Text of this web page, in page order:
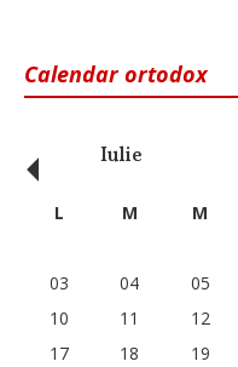
Calendar ortodox
Iulie
‹ L M M
03
04 05
10
11 12
17
18 19